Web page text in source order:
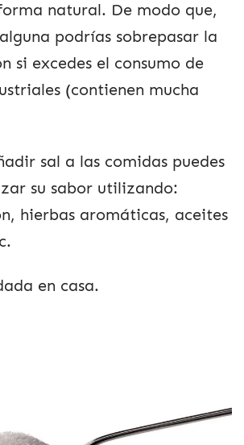
natural. De modo que,
podrías sobrepasar la
si excedes el consumo de
(contienen mucha
sal a las comidas puedes
su sabor utilizando:
hierbas aromáticas, aceites
en casa.